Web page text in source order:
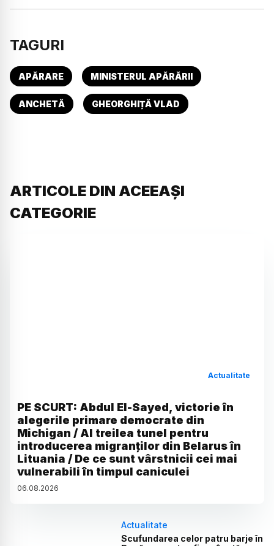
TAGURI
APĂRARE MINISTERUL APĂRĂRII
ANCHETĂ GHEORGHIȚĂ VLAD
ARTICOLE DIN ACEEAȘI
CATEGORIE
Actualitate
PE SCURT: Abdul El-Sayed, victorie în
alegerile primare democrate din
Michigan / Al treilea tunel pentru
introducerea migranților din Belarus în
Lituania / De ce sunt vârstnicii cei mai
vulnerabili în timpul caniculei
06.08.2026
Actualitate
Scufundarea celor patru barje în